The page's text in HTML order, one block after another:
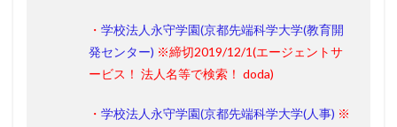
・ 学校法人永守学園(京都先端科学大学(教育開
発センター) ※締切2019/12/1(エージェントサ
ービス！ 法人名等で検索！ doda)
・ 学校法人永守学園(京都先端科学大学(人事) ※